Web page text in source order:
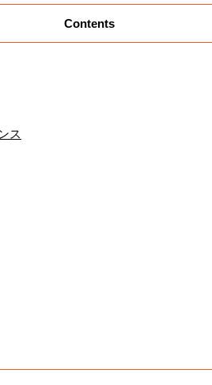
Contents
ス